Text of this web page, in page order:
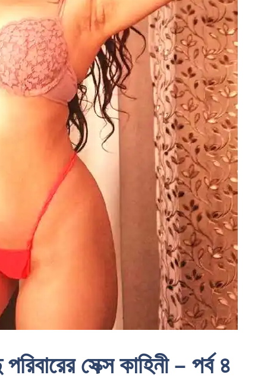
সেক্স কাহিনী – পর্ব ৪